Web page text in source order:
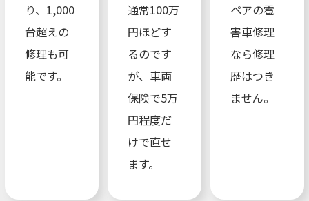
り、1,000
台超えの
修理も可
能です。
通常100万
円ほどす
るのです
が、車両
保険で5万
円程度だ
けで直せ
ます。
ペアの雹
害車修理
なら修理
歴はつき
ません。